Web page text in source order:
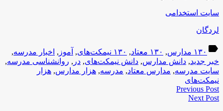
سایت استخدامی
لردگان
label ۱۳۰ مدارس , ۱۳۰ معتاد , ۱۳۰ نیمکت‌های , آموز , اخبار مدرسه,
خبر جدید, دانش مدارس, دانش نیمکت‌های, در , روانشناسی مدرسه,
سایت مدرسه, مدارس معتاد, مدرسه, هزار مدارس, هزار
نیمکت‌های
Previous Post
Next Post